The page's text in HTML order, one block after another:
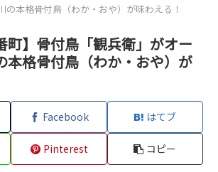
の本格骨付鳥（わか・おや）が味わえる！
町】骨付鳥「観兵衛」がオー
本格骨付鳥（わか・おや）が
Facebook はてブ
Pinterest コピー